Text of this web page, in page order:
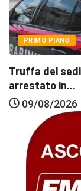
PRIMO PIANO
Truffa del
arrestato in...
09/08/2026